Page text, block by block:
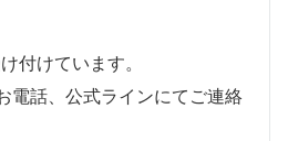
付けています。
電話、公式ラインにてご連絡